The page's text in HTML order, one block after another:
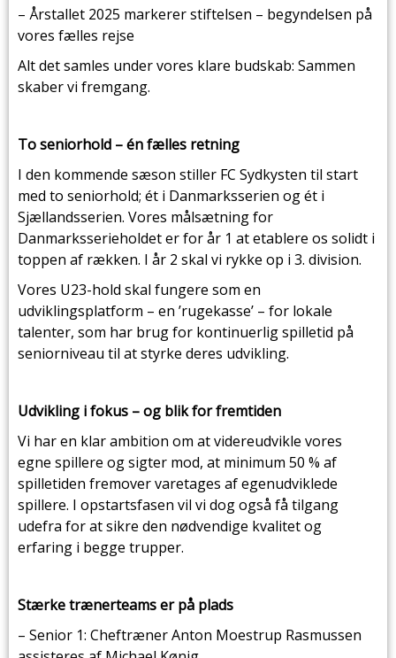
– Årstallet 2025 markerer stiftelsen – begyndelsen på
vores fælles rejse
Alt det samles under vores klare budskab: Sammen
skaber vi fremgang.
To seniorhold – én fælles retning
I den kommende sæson stiller FC Sydkysten til start
med to seniorhold; ét i Danmarksserien og ét i
Sjællandsserien. Vores målsætning for
Danmarksserieholdet er for år 1 at etablere os solidt i
toppen af rækken. I år 2 skal vi rykke op i 3. division.
Vores U23-hold skal fungere som en
udviklingsplatform – en ’rugekasse’ – for lokale
talenter, som har brug for kontinuerlig spilletid på
seniorniveau til at styrke deres udvikling.
Udvikling i fokus – og blik for fremtiden
Vi har en klar ambition om at videreudvikle vores
egne spillere og sigter mod, at minimum 50 % af
spilletiden fremover varetages af egenudviklede
spillere. I opstartsfasen vil vi dog også få tilgang
udefra for at sikre den nødvendige kvalitet og
erfaring i begge trupper.
Stærke trænerteams er på plads
– Senior 1: Cheftræner Anton Moestrup Rasmussen